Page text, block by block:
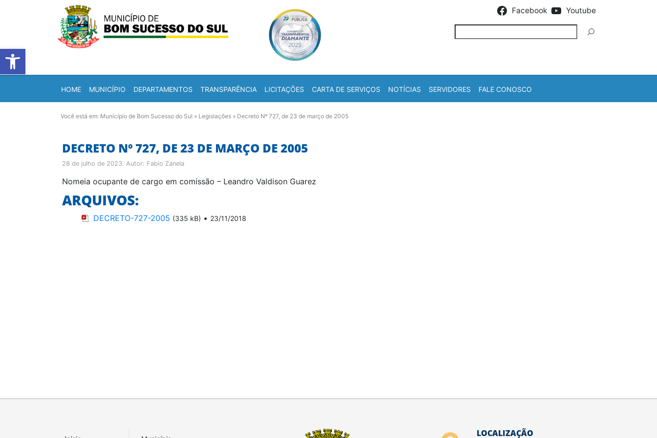
Barra de Ferramentas Aberta
Facebook Youtube
HOME MUNICÍPIO DEPARTAMENTOS TRANSPARÊNCIA LICITAÇÕES CARTA DE SERVIÇOS NOTÍCIAS SERVIDORES FALE CONOSCO
Você está em: Município de Bom Sucesso do Sul » Legislações » Decreto Nº 727, de 23 de março de 2005
DECRETO Nº 727, DE 23 DE MARÇO DE 2005
28 de julho de 2023. Autor: Fabio Zanela
Nomeia ocupante de cargo em comissão – Leandro Valdison Guarez
ARQUIVOS:
DECRETO-727-2005 (335 kB) • 23/11/2018
LOCALIZAÇÃO